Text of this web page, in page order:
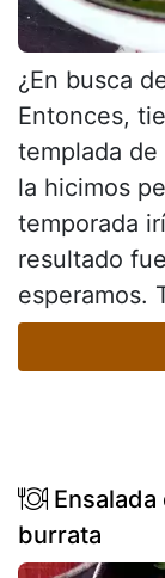
¿En busca
Entonces,
templada
la hicimos
temporada
resultado
esperamos.
burrata